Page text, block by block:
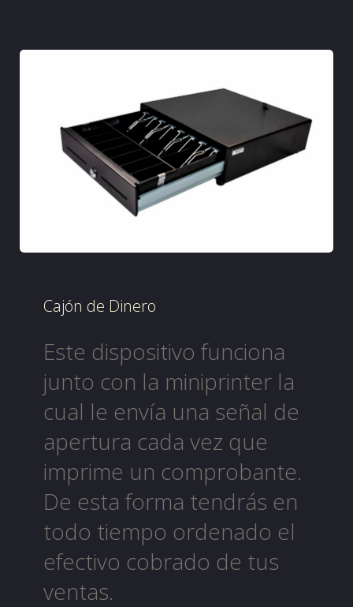
Cajón de Dinero
Este dispositivo funciona
junto con la miniprinter la
cual le envía una señal de
apertura cada vez que
imprime un comprobante.
De esta forma tendrás en
todo tiempo ordenado el
efectivo cobrado de tus
ventas.